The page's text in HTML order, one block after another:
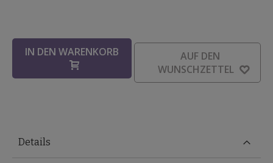
IN DEN WARENKORB
AUF DEN
WUNSCHZETTEL
Details